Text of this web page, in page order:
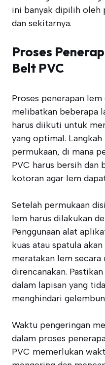
ini banyak dipilih oleh
dan sekitarnya.
Proses
Belt PVC
Proses penerapan
melibatkan beberapa
harus diikuti untuk
yang optimal.
permukaan, di mana
PVC harus bersih dan
kotoran agar lem
Setelah permukaan
lem harus dilakukan
Penggunaan alat
kuas atau spatula
meratakan lem secara
direncanakan.
dalam lapisan yang
menghindari
Waktu pengeringan
dalam proses
PVC memerlukan